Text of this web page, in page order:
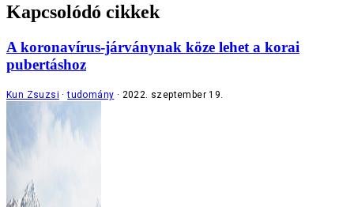
Kapcsolódó cikkek
A koronavírus-járványnak köze lehet a korai
pubertáshoz
Kun Zsuzsi tudomány 2022. szeptember 19.